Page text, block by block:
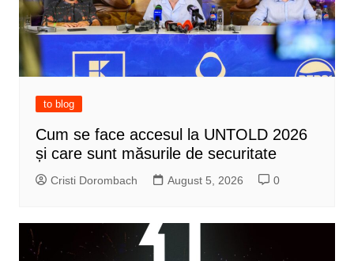
to blog
Cum se face accesul la UNTOLD 2026
și care sunt măsurile de securitate
Cristi Dorombach August 5, 2026 0